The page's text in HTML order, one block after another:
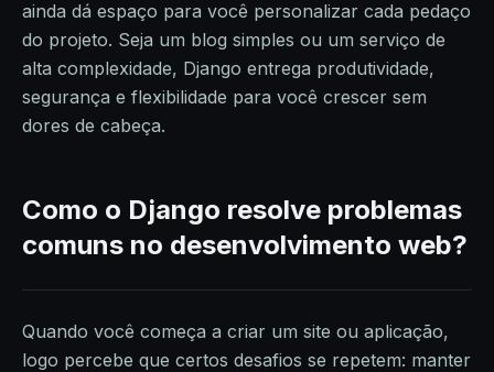
ainda dá espaço para você personalizar cada pedaço
do projeto. Seja um blog simples ou um serviço de
alta complexidade, Django entrega produtividade,
segurança e flexibilidade para você crescer sem
dores de cabeça.
Como o Django resolve problemas
comuns no desenvolvimento web?
Quando você começa a criar um site ou aplicação,
logo percebe que certos desafios se repetem: manter